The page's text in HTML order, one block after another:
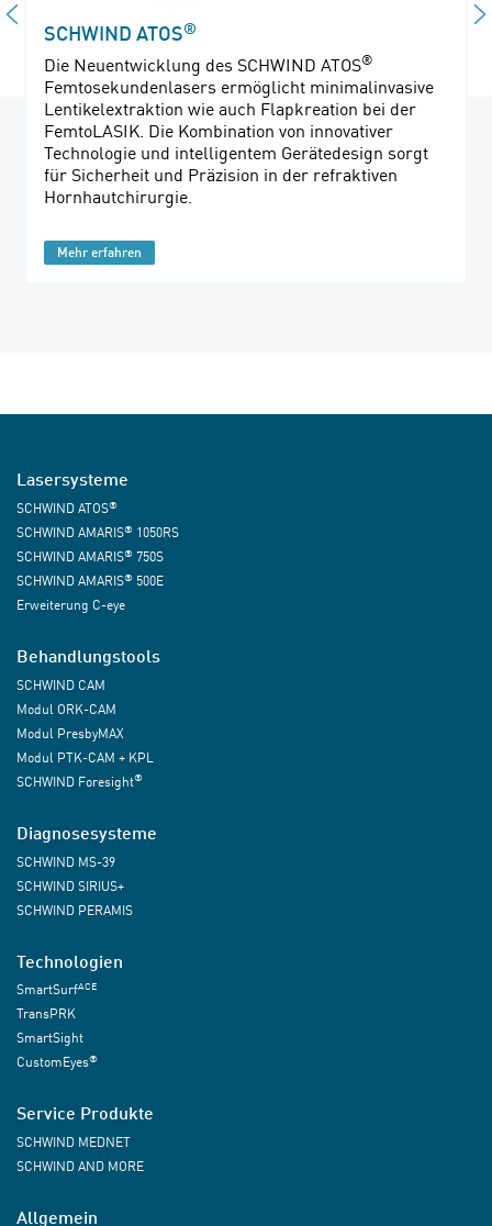
SCHWIND ATOS®
Die Neuentwicklung des SCHWIND ATOS®
Femtosekundenlasers ermöglicht minimalinvasive
Lentikelextraktion wie auch Flapkreation bei der
FemtoLASIK. Die Kombination von innovativer
Technologie und intelligentem Gerätedesign sorgt
für Sicherheit und Präzision in der refraktiven
Hornhautchirurgie.
Mehr erfahren
Lasersysteme
SCHWIND ATOS®
SCHWIND AMARIS® 1050RS
SCHWIND AMARIS® 750S
SCHWIND AMARIS® 500E
Erweiterung C-eye
Behandlungstools
SCHWIND CAM
Modul ORK-CAM
Modul PresbyMAX
Modul PTK-CAM + KPL
SCHWIND Foresight®
Diagnosesysteme
SCHWIND MS-39
SCHWIND SIRIUS+
SCHWIND PERAMIS
Technologien
SmartSurfACE
TransPRK
SmartSight
CustomEyes®
Service Produkte
SCHWIND MEDNET
SCHWIND AND MORE
Allgemein